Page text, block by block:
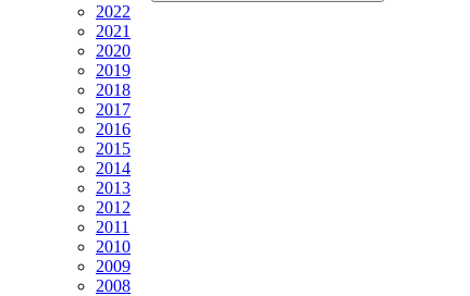
2022
2021
2020
2019
2018
2017
2016
2015
2014
2013
2012
2011
2010
2009
2008